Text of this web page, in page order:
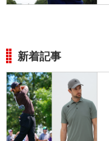
新着記事